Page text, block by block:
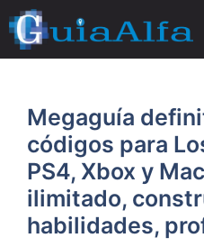
Saltar
al
contenido
Megaguía
códigos para
PS4, Xbox y
ilimitado,
habilidades,